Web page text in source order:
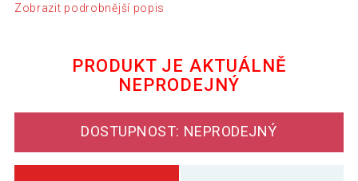
Zobrazit podrobnější popis
PRODUKT JE AKTUÁLNĚ
NEPRODEJNÝ
DOSTUPNOST: NEPRODEJNÝ